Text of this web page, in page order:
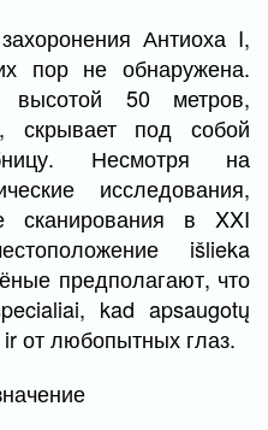
Антиоха I,
пор не обнаружена.
высотой 50 метров,
скрывает под собой
Несмотря на
исследования,
сканирования в XXI
išlieka
предполагают, что
kad apsaugotų
от любопытных глаз.